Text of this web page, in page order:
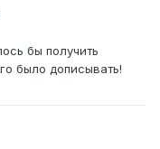
бы получить
было дописывать!